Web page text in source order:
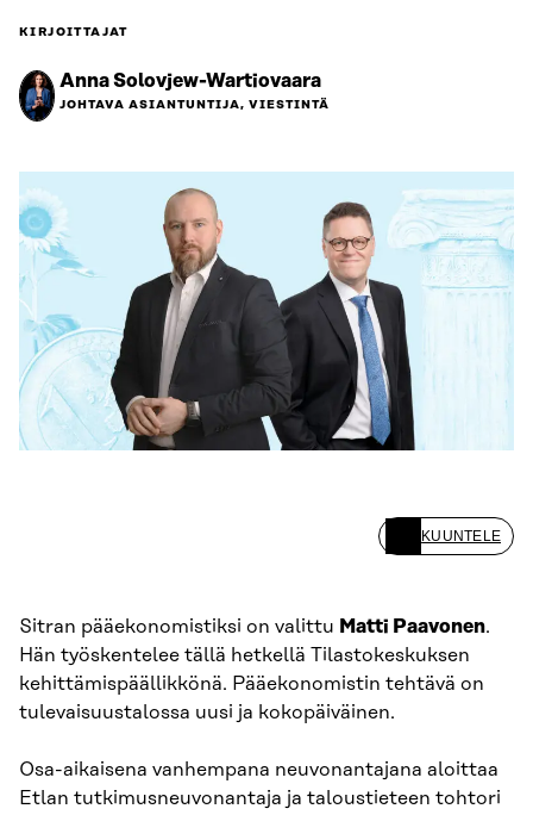
KIRJOITTAJAT
Anna Solovjew-Wartiovaara
JOHTAVA ASIANTUNTIJA, VIESTINTÄ
KUUNTELE
Sitran pääekonomistiksi on valittu Matti Paavonen.
Hän työskentelee tällä hetkellä Tilastokeskuksen
kehittämispäällikkönä. Pääekonomistin tehtävä on
tulevaisuustalossa uusi ja kokopäiväinen.
Osa-aikaisena vanhempana neuvonantajana aloittaa
Etlan tutkimusneuvonantaja ja taloustieteen tohtori